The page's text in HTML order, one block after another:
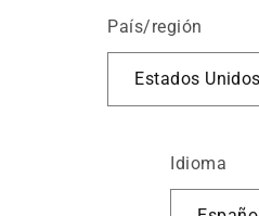
País/región
Idioma